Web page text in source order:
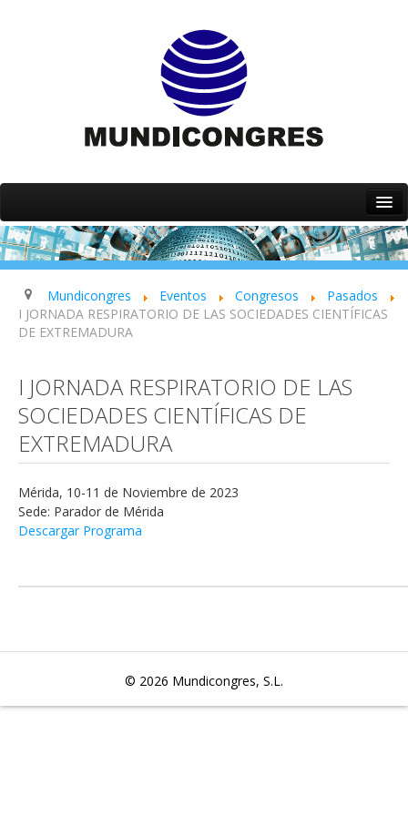
Inicio
Quiénes somos
Servicios
Eventos
Mundicongres Eventos Congresos
Pasados
I JORNADA RESPIRATORIO DE LAS SOCIEDADES CIENTÍFICAS
DE EXTREMADURA
I JORNADA RESPIRATORIO DE LAS
SOCIEDADES CIENTÍFICAS DE
EXTREMADURA
Mérida, 10-11 de Noviembre de 2023
Sede: Parador de Mérida
Descargar Programa
© 2026 Mundicongres, S.L.